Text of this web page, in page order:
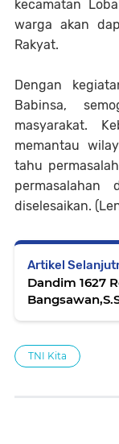
kecamatan
warga akan
Rakyat.
Dengan
Babinsa,
masyarakat.
memantau
tahu
diselesaikan.
Artikel
Dandim 1627
TNI Kita